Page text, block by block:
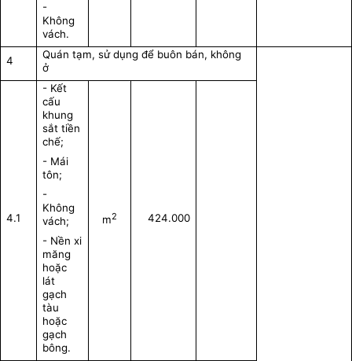
-
Không
vách.
4
Quán tạm, sử dụng để buôn bán, không
ở
4.1
- Kết
cấu
khung
sắt tiền
chế;
- Mái
tôn;
-
Không
vách;
- Nền xi
măng
hoặc
lát
gạch
tàu
hoặc
gạch
bông.
m2 424.000